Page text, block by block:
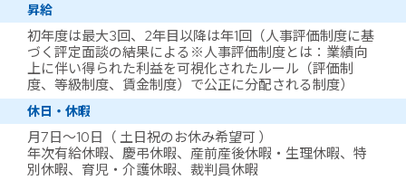
昇給
初年度は最大3回、2年目以降は年1回（人事評価制度に基
づく評定面談の結果による※人事評価制度とは：業績向
上に伴い得られた利益を可視化されたルール（評価制
度、等級制度、賃金制度）で公正に分配される制度）
休日・休暇
月7日～10日（ 土日祝のお休み希望可 ）
年次有給休暇、慶弔休暇、産前産後休暇・生理休暇、特
別休暇、育児・介護休暇、裁判員休暇